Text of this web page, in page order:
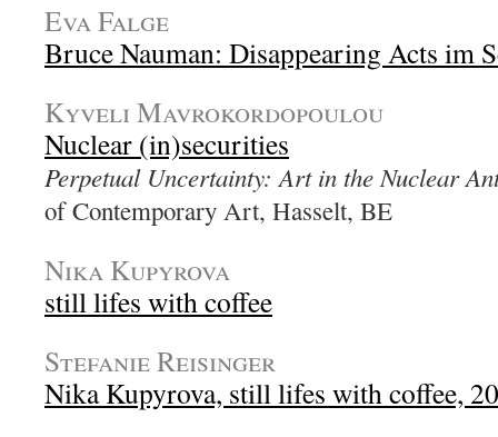
Eva Falge
Bruce Nauman: Disappearing Acts im
Kyveli Mavrokordopoulou
Nuclear (in)securities
Perpetual Uncertainty: Art in the Nuclear
of Contemporary Art, Hasselt, BE
Nika Kupyrova
still lifes with coffee
Stefanie Reisinger
Nika Kupyrova, still lifes with coffee,